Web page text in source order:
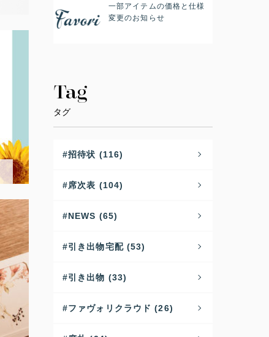
一部アイテムの価格と仕様
変更のお知らせ
Tag
タグ
招待状 (116)
席次表 (104)
NEWS (65)
引き出物宅配 (53)
引き出物 (33)
ファヴォリクラウド (26)